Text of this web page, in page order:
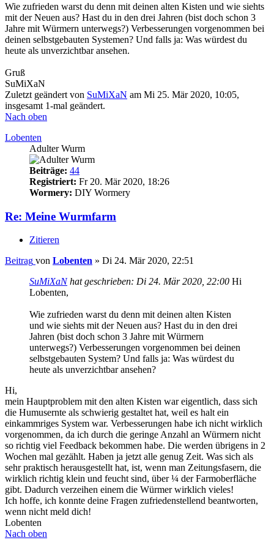
Wie zufrieden warst du denn mit deinen alten Kisten und wie siehts
mit der Neuen aus? Hast du in den drei Jahren (bist doch schon 3
Jahre mit Würmern unterwegs?) Verbesserungen vorgenommen bei
deinen selbstgebauten Systemen? Und falls ja: Was würdest du
heute als unverzichtbar ansehen.
Gruß
SuMiXaN
Zuletzt geändert von SuMiXaN am Mi 25. Mär 2020, 10:05,
insgesamt 1-mal geändert.
Nach oben
Lobenten
Adulter Wurm
Beiträge: 44
Registriert: Fr 20. Mär 2020, 18:26
Wormery: DIY Wormery
Re: Meine Wurmfarm
Zitieren
Beitrag von Lobenten » Di 24. Mär 2020, 22:51
SuMiXaNhat geschrieben: Di 24. Mär 2020, 22:00 Hi
Lobenten,
Wie zufrieden warst du denn mit deinen alten Kisten
und wie siehts mit der Neuen aus? Hast du in den drei
Jahren (bist doch schon 3 Jahre mit Würmern
unterwegs?) Verbesserungen vorgenommen bei deinen
selbstgebauten System? Und falls ja: Was würdest du
heute als unverzichtbar ansehen?
Hi,
mein Hauptproblem mit den alten Kisten war eigentlich, dass sich
die Humusernte als schwierig gestaltet hat, weil es halt ein
einkammriges System war. Verbesserungen habe ich nicht wirklich
vorgenommen, da ich durch die geringe Anzahl an Würmern nicht
so richtig viel Feedback bekommen habe. Die werden übrigens in 2
Wochen mal gezählt. Haben ja jetzt alle genug Zeit. Was sich als
sehr praktisch herausgestellt hat, ist, wenn man Zeitungsfasern, die
wirklich richtig klein und feucht sind, über ¼ der Farmoberfläche
gibt. Dadurch verzeihen einem die Würmer wirklich vieles!
Ich hoffe, ich konnte deine Fragen zufriedenstellend beantworten,
wenn nicht meld dich!
Lobenten
Nach oben